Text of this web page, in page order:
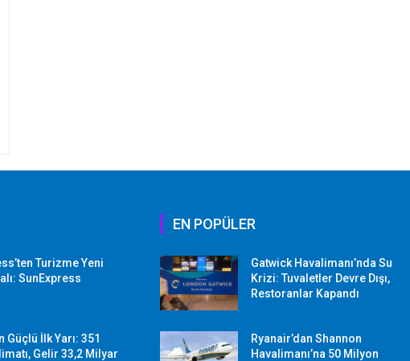
Turizme Yeni
SunExpress
Güçlü İlk Yarı: 351
Gelir 33,2 Milyar
EN POPÜLER
Gatwick Havalimanı’nda Su
Krizi: Tuvaletler Devre Dışı,
Restoranlar Kapandı
Ryanair’dan Shannon
Havalimanı’na 50 Milyon